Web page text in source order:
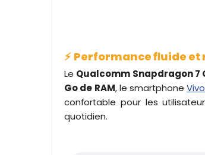
⚡ Performance fluide et
Le Qualcomm Snapdragon 7
Go de RAM, le smartphone
confortable pour les
quotidien.